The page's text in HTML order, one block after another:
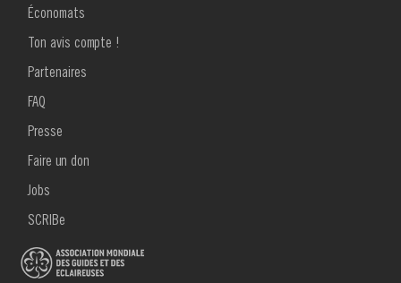
Santé
mentale
Cultive
le
bienêtre
dans
Économats
Ton avis compte !
MENU
FOOTER
Partenaires
FAQ
Presse
Faire un don
Jobs
SCRIBe